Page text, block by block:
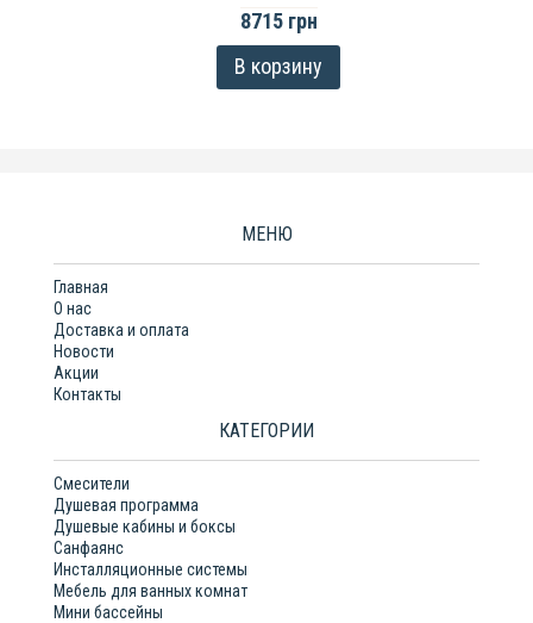
8715 грн
В корзину
МЕНЮ
Главная
О нас
Доставка и оплата
Новости
Акции
Контакты
КАТЕГОРИИ
Смесители
Душевая программа
Душевые кабины и боксы
Санфаянс
Инсталляционные системы
Мебель для ванных комнат
Мини бассейны